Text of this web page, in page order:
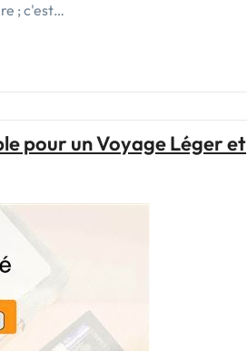
; c'est…
pour un Voyage Léger et